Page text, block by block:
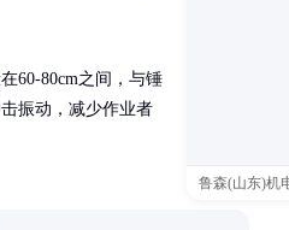
鲁森(山东)机
60-80cm之间，与锤
振动，减少作业者